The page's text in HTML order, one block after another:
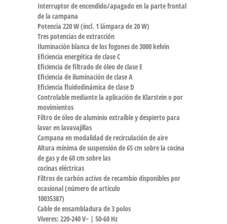
Interruptor de encendido/apagado en la parte frontal
de la campana
Potencia 220 W (incl. 1 lámpara de 20 W)
Tres potencias de extracción
Iluminación blanca de los fogones de 3000 kelvin
Eficiencia energética de clase C
Eficiencia de filtrado de óleo de clase E
Eficiencia de iluminación de clase A
Eficiencia fluidodinámica de clase D
Controlable mediante la aplicación de Klarstein o por
movimientos
Filtro de óleo de aluminio extraíble y despierto para
lavar en lavavajillas
Campana en modalidad de recirculación de aire
Altura mínima de suspensión de 65 cm sobre la cocina
de gas y de 60 cm sobre las
cocinas eléctricas
Filtros de carbón activo de recambio disponibles por
ocasional (número de artículo
10035387)
Cable de ensambladura de 3 polos
Víveres: 220-240 V~ | 50-60 Hz